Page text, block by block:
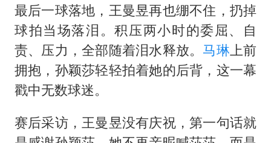
最后一球落地，王曼昱再也绷不住，扔掉
球拍当场落泪。积压两小时的委屈、自
责、压力，全部随着泪水释放。 马琳 上前
拥抱，孙颖莎轻轻拍着她的后背，这一幕
戳中无数球迷。
赛后采访，王曼昱没有庆祝，第一句话就